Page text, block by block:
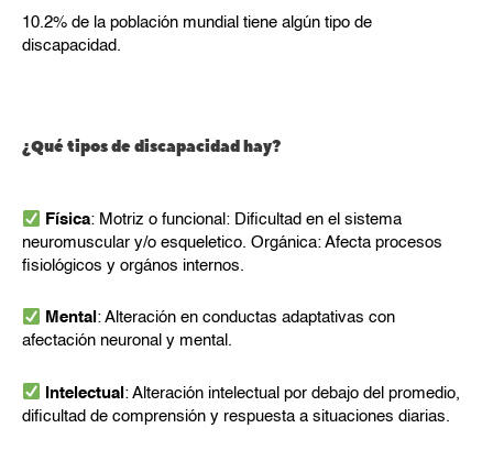
10.2% de la población mundial tiene algún tipo de
discapacidad.
¿Qué tipos de discapacidad hay?
Física: Motriz o funcional: Dificultad en el sistema
neuromuscular y/o esqueletico. Orgánica: Afecta procesos
fisiológicos y orgános internos.
Mental : Alteración en conductas adaptativas con
afectación neuronal y mental.
Intelectual : Alteración intelectual por debajo del promedio,
dificultad de comprensión y respuesta a situaciones diarias.